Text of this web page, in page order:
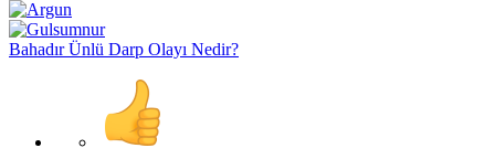
Bahadır Ünlü Darp Olayı Nedir?